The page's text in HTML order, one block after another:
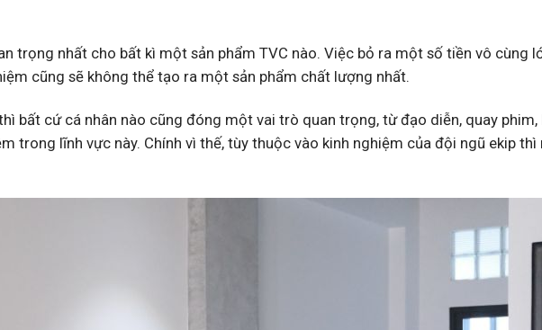
trọng nhất cho bất kì một sản phẩm TVC nào. Việc bỏ ra một số tiền vô cùng
cũng sẽ không thể tạo ra một sản phẩm chất lượng nhất.
bất cứ cá nhân nào cũng đóng một vai trò quan trọng, từ đạo diễn, quay phim,
trong lĩnh vực này. Chính vì thế, tùy thuộc vào kinh nghiệm của đội ngũ ekip